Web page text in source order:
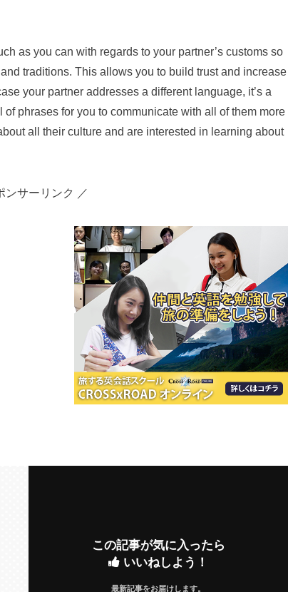
as you can with regards to your partner’s customs so
traditions. This allows you to build trust and increase
your partner addresses a different language, it’s a
phrases for you to communicate with all of them more
all their culture and are interested in learning about
ンサーリンク ／
この記事が気に入ったら
いいねしよう！
最新記事をお届けします。